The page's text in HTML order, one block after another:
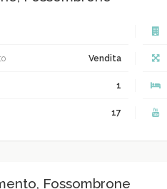
Vendita
1
17
Fossombrone